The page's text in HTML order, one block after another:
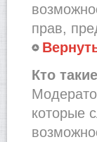
прав,
Кто
которые